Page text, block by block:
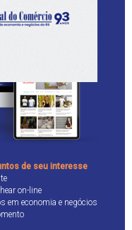
de seu interesse
on-line
em economia e negócios